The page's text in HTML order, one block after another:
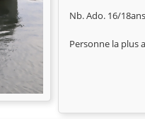
Nb. Ado. 16/
Personne la plus